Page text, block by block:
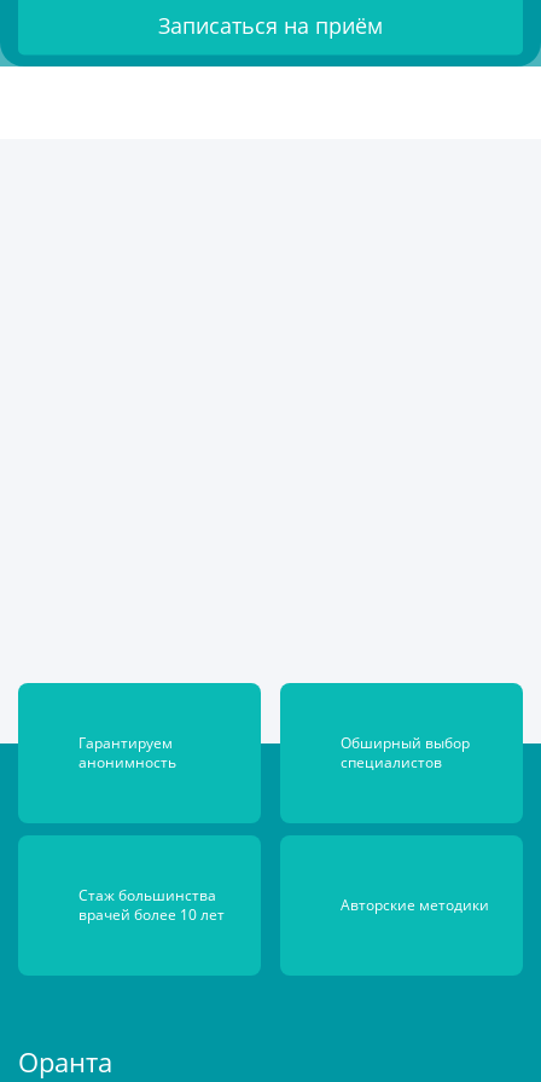
Гарантируем
анонимность
Обширный выбор
специалистов
Стаж большинства
врачей более 10 лет
Авторские методики
Оранта